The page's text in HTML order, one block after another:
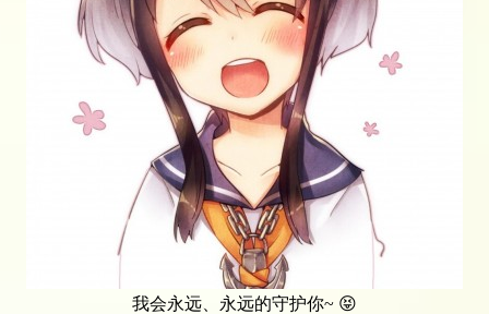
我会永远、永远的守护你~ 😝